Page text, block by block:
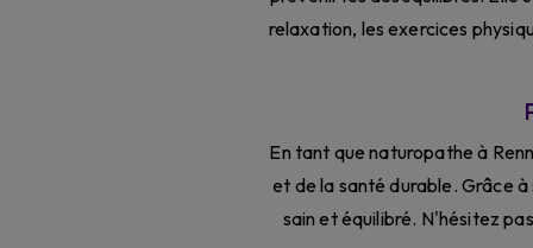
relaxation, les exercices
En tant que naturopathe à
et de la santé durable. Grâce
sain et équilibré. N'hésitez